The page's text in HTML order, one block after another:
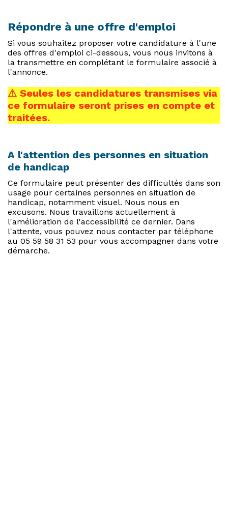
Répondre à une offre d'emploi
Si vous souhaitez proposer votre candidature à l'une
des offres d'emploi ci-dessous, vous nous invitons à
la transmettre en complétant le formulaire associé à
l'annonce.
⚠ Seules les candidatures transmises via
ce formulaire seront prises en compte et
traitées.
A l'attention des personnes en situation
de handicap
Ce formulaire peut présenter des difficultés dans son
usage pour certaines personnes en situation de
handicap, notamment visuel. Nous nous en
excusons. Nous travaillons actuellement à
l'amélioration de l'accessibilité ce dernier. Dans
l'attente, vous pouvez nous contacter par téléphone
au 05 59 58 31 53 pour vous accompagner dans votre
démarche.